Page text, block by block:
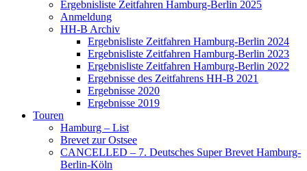
Ergebnisliste Zeitfahren Hamburg-Berlin 2025
Anmeldung
HH-B Archiv
Ergebnisliste Zeitfahren Hamburg-Berlin 2024
Ergebnisliste Zeitfahren Hamburg-Berlin 2023
Ergebnisliste Zeitfahren Hamburg-Berlin 2022
Ergebnisse des Zeitfahrens HH-B 2021
Ergebnisse 2020
Ergebnisse 2019
Touren
Hamburg – List
Brevet zur Ostsee
CANCELLED – 7. Deutsches Super Brevet Hamburg-
Berlin-Köln